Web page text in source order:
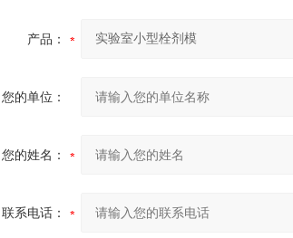
产品：
您的单位：
您的姓名：
联系电话：